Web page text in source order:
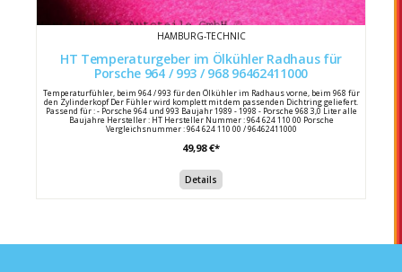
HAMBURG-TECHNIC
HT Temperaturgeber im Ölkühler Radhaus für
Porsche 964 / 993 / 968 96462411000
Temperaturfühler, beim 964 / 993 für den Ölkühler im Radhaus vorne, beim 968 für
den Zylinderkopf Der Fühler wird komplett mit dem passenden Dichtring geliefert.
Passend für : - Porsche 964 und 993 Baujahr 1989 - 1998 - Porsche 968 3,0 Liter alle
Baujahre Hersteller : HT Hersteller Nummer : 964 624 110 00 Porsche
Vergleichsnummer : 964 624 110 00 / 96462411000
49,98 €*
Details